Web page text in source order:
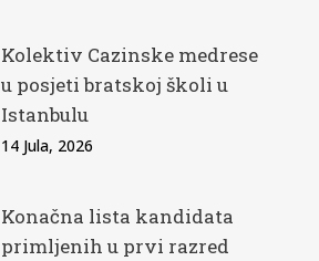
Kolektiv Cazinske medrese
u posjeti bratskoj školi u
Istanbulu
14 Jula, 2026
Konačna lista kandidata
primljenih u prvi razred